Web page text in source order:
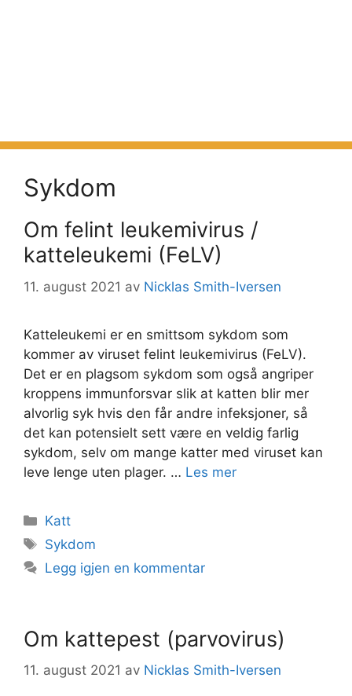
Sykdom
Om felint leukemivirus /
katteleukemi (FeLV)
11. august 2021 av Nicklas Smith-Iversen
Katteleukemi er en smittsom sykdom som
kommer av viruset felint leukemivirus (FeLV).
Det er en plagsom sykdom som også angriper
kroppens immunforsvar slik at katten blir mer
alvorlig syk hvis den får andre infeksjoner, så
det kan potensielt sett være en veldig farlig
sykdom, selv om mange katter med viruset kan
leve lenge uten plager. … Les mer
Kategorier
Katt
Stikkord
Sykdom
Legg igjen en kommentar
Om kattepest (parvovirus)
11. august 2021 av Nicklas Smith-Iversen